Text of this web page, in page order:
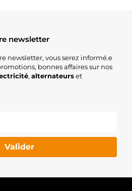
newsletter
newsletter, vous serez informé.e
bonnes affaires sur nos
, alternateurset
Valider